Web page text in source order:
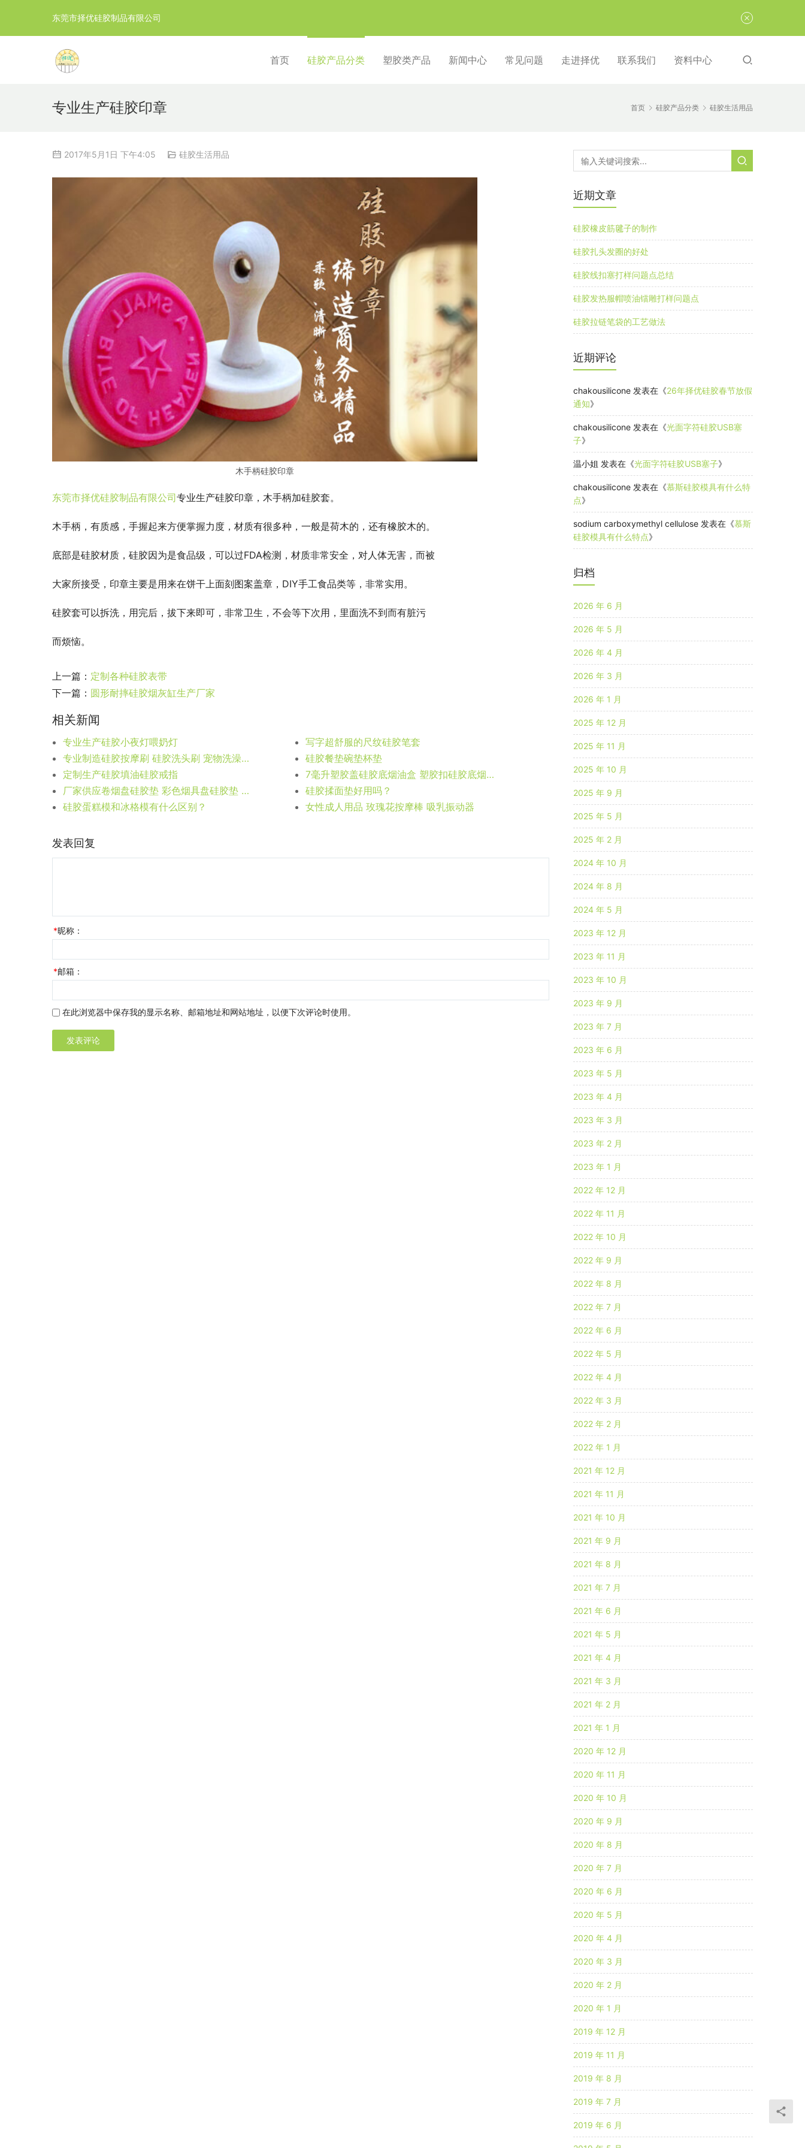
首页 硅胶产品分类 塑胶类产品 新闻中心 常见问题 走进择优 联系我们 资料中心
首页 硅胶产品分类 硅胶生活用品
专业生产硅胶印章
2017年5月1日 下午4:05 硅胶生活用品
木手柄硅胶印章
东莞市择优硅胶制品有限公司专业生产硅胶印章，木手柄加硅胶套。
木手柄，有质感，手握起来方便掌握力度，材质有很多种，一般是荷木的，还有橡胶木的。
底部是硅胶材质，硅胶因为是食品级，可以过FDA检测，材质非常安全，对人体无害，而被
大家所接受，印章主要是用来在饼干上面刻图案盖章，DIY手工食品类等，非常实用。
硅胶套可以拆洗，用完后，拔下来即可，非常卫生，不会等下次用，里面洗不到而有脏污
而烦恼。
上一篇： 定制各种硅胶表带
下一篇： 圆形耐摔硅胶烟灰缸生产厂家
相关新闻
专业生产硅胶小夜灯喂奶灯
写字超舒服的尺纹硅胶笔套
专业制造硅胶按摩刷 硅胶洗头刷 宠物洗澡刷设计定制
硅胶餐垫碗垫杯垫
定制生产硅胶填油硅胶戒指
7毫升塑胶盖硅胶底烟油盒 塑胶扣硅胶底烟油盒容器
厂家供应卷烟盘硅胶垫 彩色烟具盘硅胶垫 卷烟配件硅胶垫定制
硅胶揉面垫好用吗？
硅胶蛋糕模和冰格模有什么区别？
女性成人用品 玫瑰花按摩棒 吸乳振动器
发表回复
*昵称：
*邮箱：
在此浏览器中保存我的显示名称、邮箱地址和网站地址，以便下次评论时使用。
近期文章
硅胶橡皮筋毽子的制作
硅胶扎头发圈的好处
硅胶线扣塞打样问题点总结
硅胶发热服帽喷油镭雕打样问题点
硅胶拉链笔袋的工艺做法
近期评论
chakousilicone 发表在《26年择优硅胶春节放假
通知》
chakousilicone 发表在《光面字符硅胶USB塞
子》
温小姐 发表在《光面字符硅胶USB塞子》
chakousilicone 发表在《慕斯硅胶模具有什么特
点》
sodium carboxymethyl cellulose 发表在《慕斯
硅胶模具有什么特点》
归档
2026 年 6 月
2026 年 5 月
2026 年 4 月
2026 年 3 月
2026 年 1 月
2025 年 12 月
2025 年 11 月
2025 年 10 月
2025 年 9 月
2025 年 5 月
2025 年 2 月
2024 年 10 月
2024 年 8 月
2024 年 5 月
2023 年 12 月
2023 年 11 月
2023 年 10 月
2023 年 9 月
2023 年 7 月
2023 年 6 月
2023 年 5 月
2023 年 4 月
2023 年 3 月
2023 年 2 月
2023 年 1 月
2022 年 12 月
2022 年 11 月
2022 年 10 月
2022 年 9 月
2022 年 8 月
2022 年 7 月
2022 年 6 月
2022 年 5 月
2022 年 4 月
2022 年 3 月
2022 年 2 月
2022 年 1 月
2021 年 12 月
2021 年 11 月
2021 年 10 月
2021 年 9 月
2021 年 8 月
2021 年 7 月
2021 年 6 月
2021 年 5 月
2021 年 4 月
2021 年 3 月
2021 年 2 月
2021 年 1 月
2020 年 12 月
2020 年 11 月
2020 年 10 月
2020 年 9 月
2020 年 8 月
2020 年 7 月
2020 年 6 月
2020 年 5 月
2020 年 4 月
2020 年 3 月
2020 年 2 月
2020 年 1 月
2019 年 12 月
2019 年 11 月
2019 年 8 月
2019 年 7 月
2019 年 6 月
东莞市择优硅胶制品有限公司